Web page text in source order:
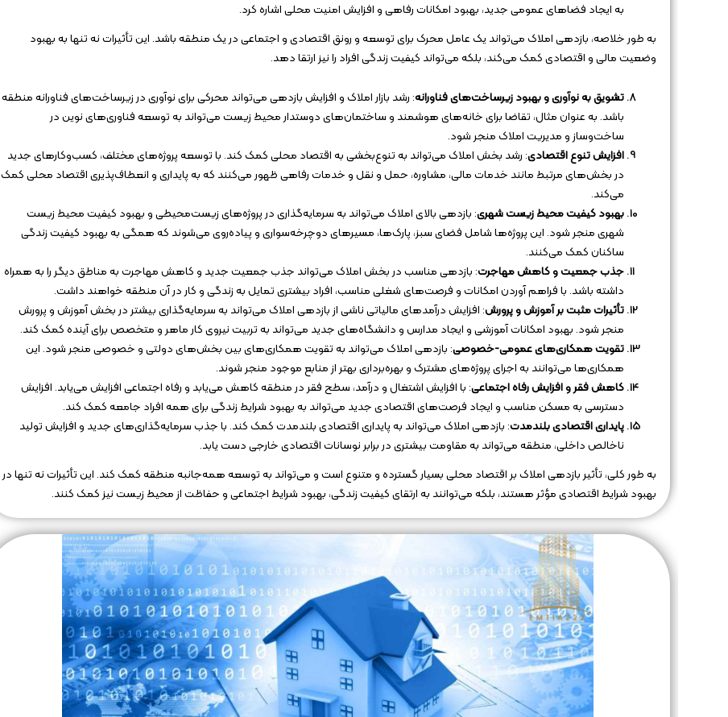
به ایجاد فضاهای عمومی جدید، بهبود امکانات رفاهی و افزایش امنیت محلی اشاره کرد.
به طور خلاصه، بازدهی املاک می‌تواند یک عامل محرک برای توسعه و رونق اقتصادی و اجتماعی در یک منطقه باشد. این تأثیرات نه تنها به بهبود
وضعیت مالی و اقتصادی کمک می‌کند، بلکه می‌تواند کیفیت زندگی افراد را نیز ارتقا دهد.
تشویق به نوآوری و بهبود زیرساخت‌های فناورانه: رشد بازار املاک و افزایش بازدهی می‌تواند محرکی برای نوآوری در زیرساخت‌های فناورانه منطقه
باشد. به عنوان مثال، تقاضا برای خانه‌های هوشمند و ساختمان‌های دوستدار محیط زیست می‌تواند به توسعه فناوری‌های نوین در
ساخت‌وساز و مدیریت املاک منجر شود.
افزایش تنوع اقتصادی: رشد بخش املاک می‌تواند به تنوع‌بخشی به اقتصاد محلی کمک کند. با توسعه پروژه‌های مختلف، کسب‌وکارهای جدید
در بخش‌های مرتبط مانند خدمات مالی، مشاوره، حمل و نقل و خدمات رفاهی ظهور می‌کنند که به پایداری و انعطاف‌پذیری اقتصاد محلی کمک
می‌کند.
بهبود کیفیت محیط زیست شهری: بازدهی بالای املاک می‌تواند به سرمایه‌گذاری در پروژه‌های زیست‌محیطی و بهبود کیفیت محیط زیست
شهری منجر شود. این پروژه‌ها شامل فضای سبز، پارک‌ها، مسیرهای دوچرخه‌سواری و پیاده‌روی می‌شوند که همگی به بهبود کیفیت زندگی
ساکنان کمک می‌کنند.
جذب جمعیت و کاهش مهاجرت: بازدهی مناسب در بخش املاک می‌تواند جذب جمعیت جدید و کاهش مهاجرت به مناطق دیگر را به همراه
داشته باشد. با فراهم آوردن امکانات و فرصت‌های شغلی مناسب، افراد بیشتری تمایل به زندگی و کار در آن منطقه خواهند داشت.
تأثیرات مثبت بر آموزش و پرورش: افزایش درآمدهای مالیاتی ناشی از بازدهی املاک می‌تواند به سرمایه‌گذاری بیشتر در بخش آموزش و پرورش
منجر شود. بهبود امکانات آموزشی و ایجاد مدارس و دانشگاه‌های جدید می‌تواند به تربیت نیروی کار ماهر و متخصص برای آینده کمک کند.
تقویت همکاری‌های عمومی-خصوصی: بازدهی املاک می‌تواند به تقویت همکاری‌های بین بخش‌های دولتی و خصوصی منجر شود. این
همکاری‌ها می‌توانند به اجرای پروژه‌های مشترک و بهره‌برداری بهتر از منابع موجود منجر شوند.
کاهش فقر و افزایش رفاه اجتماعی: با افزایش اشتغال و درآمد، سطح فقر در منطقه کاهش می‌یابد و رفاه اجتماعی افزایش می‌یابد. افزایش
دسترسی به مسکن مناسب و ایجاد فرصت‌های اقتصادی جدید می‌تواند به بهبود شرایط زندگی برای همه افراد جامعه کمک کند.
پایداری اقتصادی بلندمدت: بازدهی املاک می‌تواند به پایداری اقتصادی بلندمدت کمک کند. با جذب سرمایه‌گذاری‌های جدید و افزایش تولید
ناخالص داخلی، منطقه می‌تواند به مقاومت بیشتری در برابر نوسانات اقتصادی خارجی دست یابد.
به طور کلی، تأثیر بازدهی املاک بر اقتصاد محلی بسیار گسترده و متنوع است و می‌تواند به توسعه همه‌جانبه منطقه کمک کند. این تأثیرات نه تنها در
بهبود شرایط اقتصادی مؤثر هستند، بلکه می‌توانند به ارتقای کیفیت زندگی، بهبود شرایط اجتماعی و حفاظت از محیط زیست نیز کمک کنند.